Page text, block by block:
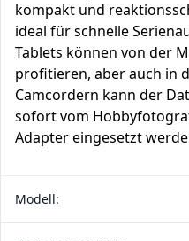
kompakt und
ideal für schnelle
Tablets können von der
profitieren, aber auch in
Camcordern kann der
sofort vom
Adapter eingesetzt
Modell: